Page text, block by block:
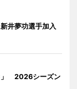
井夢功選手加入
」 2026シーズン